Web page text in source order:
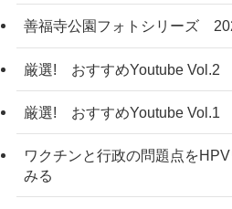
善福寺公園フォトシリーズ
厳選! おすすめYoutube Vol.2
厳選! おすすめYoutube Vol.1
ワクチンと行政の問題点を
みる